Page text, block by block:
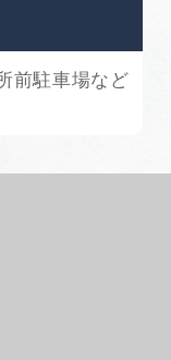
前駐車場など